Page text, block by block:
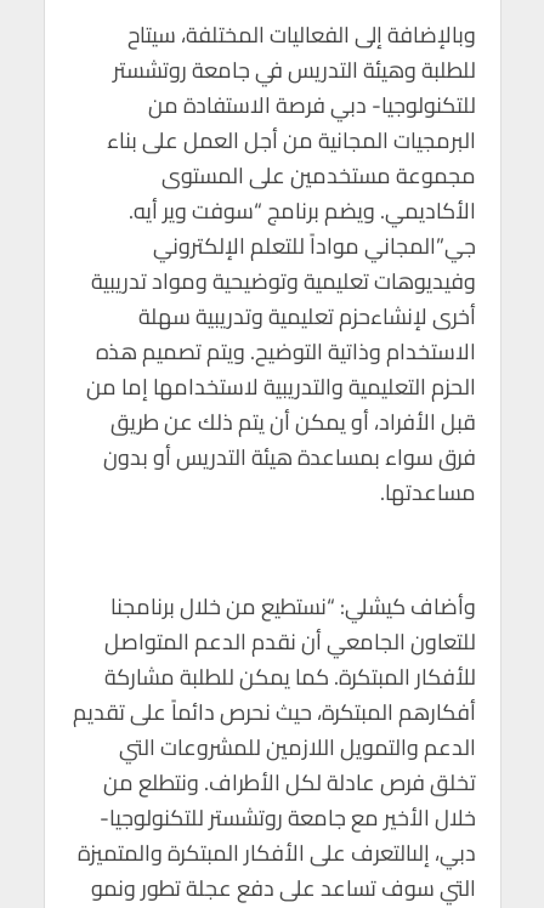
وبالإضافة إلى الفعاليات المختلفة، سيتاح
للطلبة وهيئة التدريس في جامعة روتشستر
للتكنولوجيا- دبي فرصة الاستفادة من
البرمجيات المجانية من أجل العمل على بناء
مجموعة مستخدمين على المستوى
الأكاديمي. ويضم برنامج “سوفت وير أيه.
جي”المجاني مواداً للتعلم الإلكتروني
وفيديوهات تعليمية وتوضيحية ومواد تدريبية
أخرى لإنشاءحزم تعليمية وتدريبية سهلة
الاستخدام وذاتية التوضيح. ويتم تصميم هذه
الحزم التعليمية والتدريبية لاستخدامها إما من
قبل الأفراد، أو يمكن أن يتم ذلك عن طريق
فرق سواء بمساعدة هيئة التدريس أو بدون
مساعدتها.
وأضاف كيشلي: “نستطيع من خلال برنامجنا
للتعاون الجامعي أن نقدم الدعم المتواصل
للأفكار المبتكرة. كما يمكن للطلبة مشاركة
أفكارهم المبتكرة، حيث نحرص دائماً على تقديم
الدعم والتمويل اللازمين للمشروعات التي
تخلق فرص عادلة لكل الأطراف. ونتطلع من
خلال الأخير مع جامعة روتشستر للتكنولوجيا-
دبي، إلىالتعرف على الأفكار المبتكرة والمتميزة
التي سوف تساعد على دفع عجلة تطور ونمو